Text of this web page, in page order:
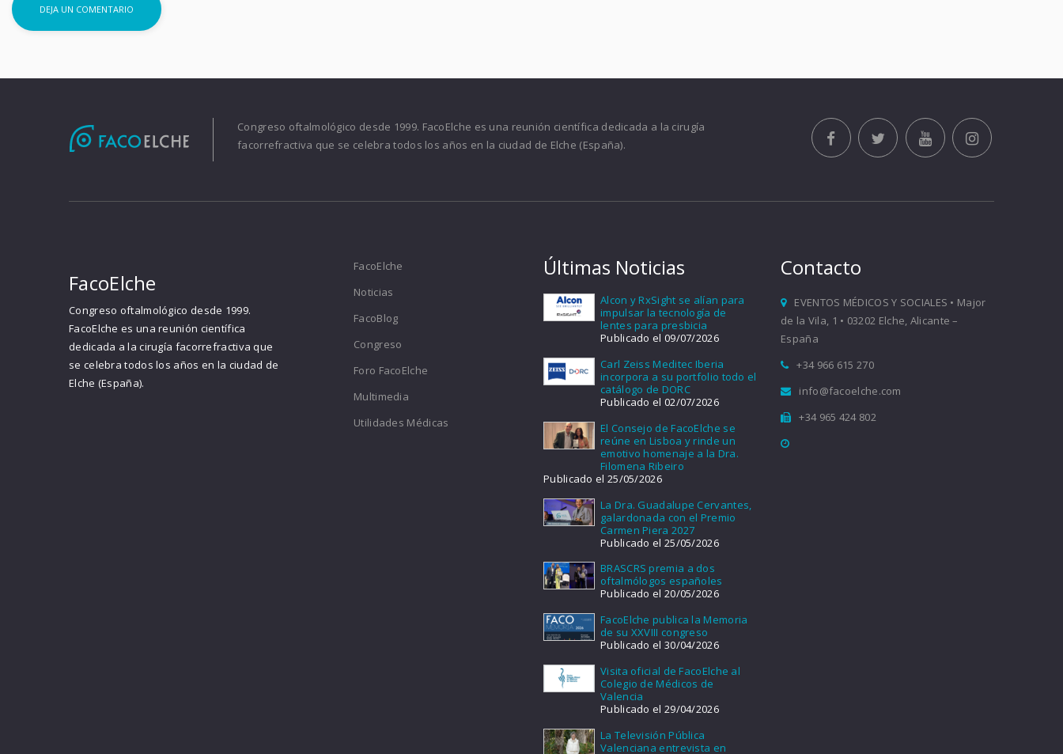
Congreso oftalmológico desde 1999. FacoElche es una reunión científica dedicada a la cirugía
facorrefractiva que se celebra todos los años en la ciudad de Elche (España).
FacoElche
Congreso oftalmológico desde 1999.
FacoElche es una reunión científica
dedicada a la cirugía facorrefractiva que
se celebra todos los años en la ciudad de
Elche (España).
FacoElche
Noticias
FacoBlog
Congreso
Foro FacoElche
Multimedia
Utilidades Médicas
Últimas Noticias
Alcon y RxSight se alían para
impulsar la tecnología de
lentes para presbicia
Publicado el 09/07/2026
Carl Zeiss Meditec Iberia
incorpora a su portfolio todo el
catálogo de DORC
Publicado el 02/07/2026
El Consejo de FacoElche se
reúne en Lisboa y rinde un
emotivo homenaje a la Dra.
Filomena Ribeiro
Publicado el 25/05/2026
La Dra. Guadalupe Cervantes,
galardonada con el Premio
Carmen Piera 2027
Publicado el 25/05/2026
BRASCRS premia a dos
oftalmólogos españoles
Publicado el 20/05/2026
FacoElche publica la Memoria
de su XXVIII congreso
Publicado el 30/04/2026
Visita oficial de FacoElche al
Colegio de Médicos de
Valencia
Publicado el 29/04/2026
La Televisión Pública
Valenciana entrevista en
Contacto
EVENTOS MÉDICOS Y SOCIALES • Major
de la Vila, 1 • 03202 Elche, Alicante –
España
+34 966 615 270
info@facoelche.com
+34 965 424 802